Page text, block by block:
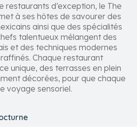
restaurants d’exception, le The
à ses hôtes de savourer des
ainsi que des spécialités
talentueux mélangent des
et des techniques modernes
Chaque restaurant
unique, des terrasses en plein
décorées, pour que chaque
voyage sensoriel.